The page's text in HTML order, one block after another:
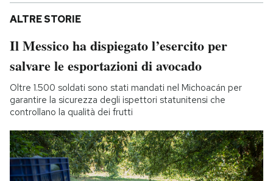
ALTRE STORIE
Il Messico ha dispiegato l’esercito per
salvare le esportazioni di avocado
Oltre 1.500 soldati sono stati mandati nel Michoacán per
garantire la sicurezza degli ispettori statunitensi che
controllano la qualità dei frutti